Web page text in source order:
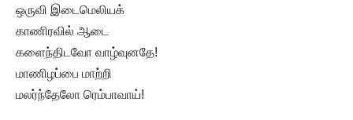
ஒருவி இடைமெலியக்
காணிரவில் ஆடை
களைந்திடவோ வாழ்வுனதே!
மாணிழப்பை மாற்றி
மலர்ந்தேலோ ரெம்பாவாய்!